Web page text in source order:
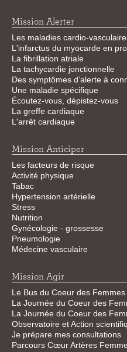
Mission Alerter
Les maladies cardio-
L'infarctus du myocarde en
La fibrillation atriale
La tachycardie jonctionnelle
Des symptômes d’alerte à
Une maladie spécifique
Écoutez-vous, dépistez-vous
La greffe cardiaque
L'arrêt cardiaque
Mission Anticiper
Les facteurs de risque
Activité physique
Tabac
Hypertension artérielle
Stress
Nutrition
Gynécologie - grossesse
Pneumologie
Médecine vasculaire
Mission Agir
Le Bus du Coeur des Femmes
La Journée du Coeur des
La Journée du Coeur des
Observatoire et Action
Je prépare mes consultations
Parcours Cœur Artères